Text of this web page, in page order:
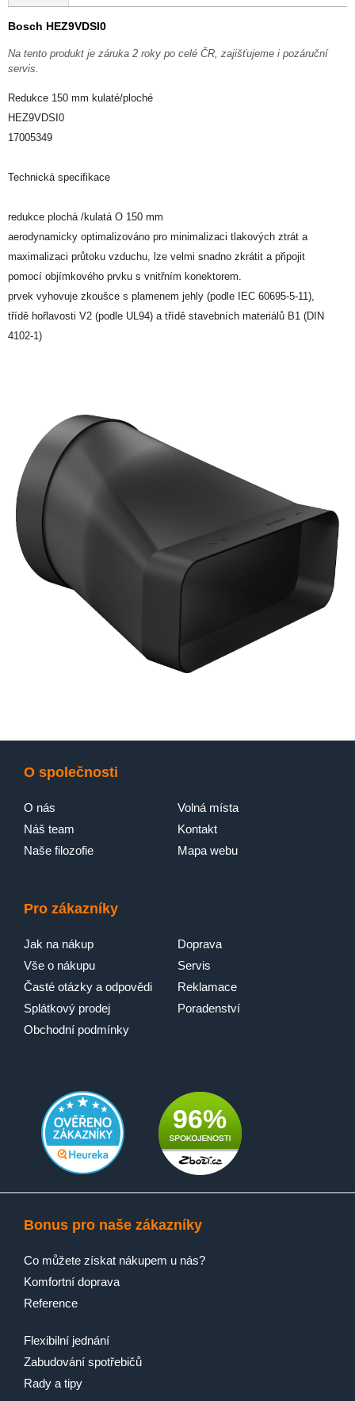
Bosch HEZ9VDSI0
Na tento produkt je záruka 2 roky po celé ČR, zajišťujeme i pozáruční
servis.
Redukce 150 mm kulaté/ploché
HEZ9VDSI0
17005349
Technická specifikace
redukce plochá /kulatá O 150 mm
aerodynamicky optimalizováno pro minimalizaci tlakových ztrát a
maximalizaci průtoku vzduchu, lze velmi snadno zkrátit a připojit
pomocí objímkového prvku s vnitřním konektorem.
prvek vyhovuje zkoušce s plamenem jehly (podle IEC 60695-5-11),
třídě hořlavosti V2 (podle UL94) a třídě stavebních materiálů B1 (DIN
4102-1)
O společnosti
O nás
Náš team
Naše filozofie
Volná místa
Kontakt
Mapa webu
Pro zákazníky
Jak na nákup
Vše o nákupu
Časté otázky a odpovědi
Splátkový prodej
Obchodní podmínky
Doprava
Servis
Reklamace
Poradenství
96%
Bonus pro naše zákazníky
Co můžete získat nákupem u nás?
Komfortní doprava
Reference
Flexibilní jednání
Zabudování spotřebičů
Rady a tipy